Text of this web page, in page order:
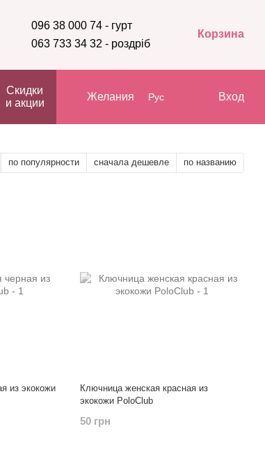
096 38 000 74 - гурт
063 733 34 32 - роздріб
Корзина
Скидки
и акции
Желания Рус Вход
по популярности сначала дешевле по названию
из экокожи
Ключница женская красная из
экокожи PoloClub
50 грн